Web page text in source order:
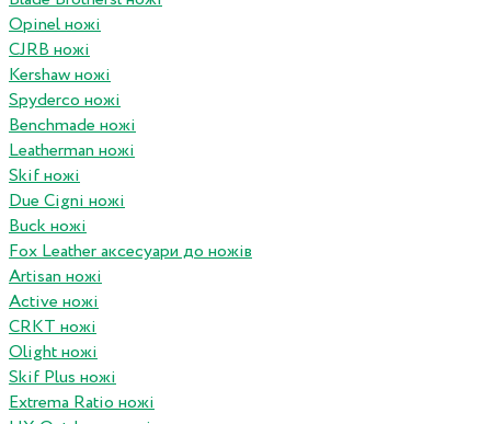
Opinel ножі
CJRB ножі
Kershaw ножі
Spyderco ножі
Benchmade ножі
Leatherman ножі
Skif ножі
Due Cigni ножі
Buck ножі
Fox Leather аксесуари до ножів
Artisan ножі
Active ножі
CRKT ножі
Olight ножі
Skif Plus ножі
Extrema Ratio ножі